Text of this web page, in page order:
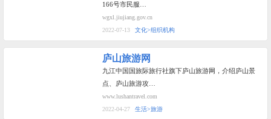
166号市民服…
wgxl.jiujiang.gov.cn
2022-07-13
文化>组织机构
庐山旅游网
九江中国国旅际旅行社旗下庐山旅游网，介绍庐山景
点、庐山旅游攻…
www.lushantravel.com
2022-04-27
生活>旅游